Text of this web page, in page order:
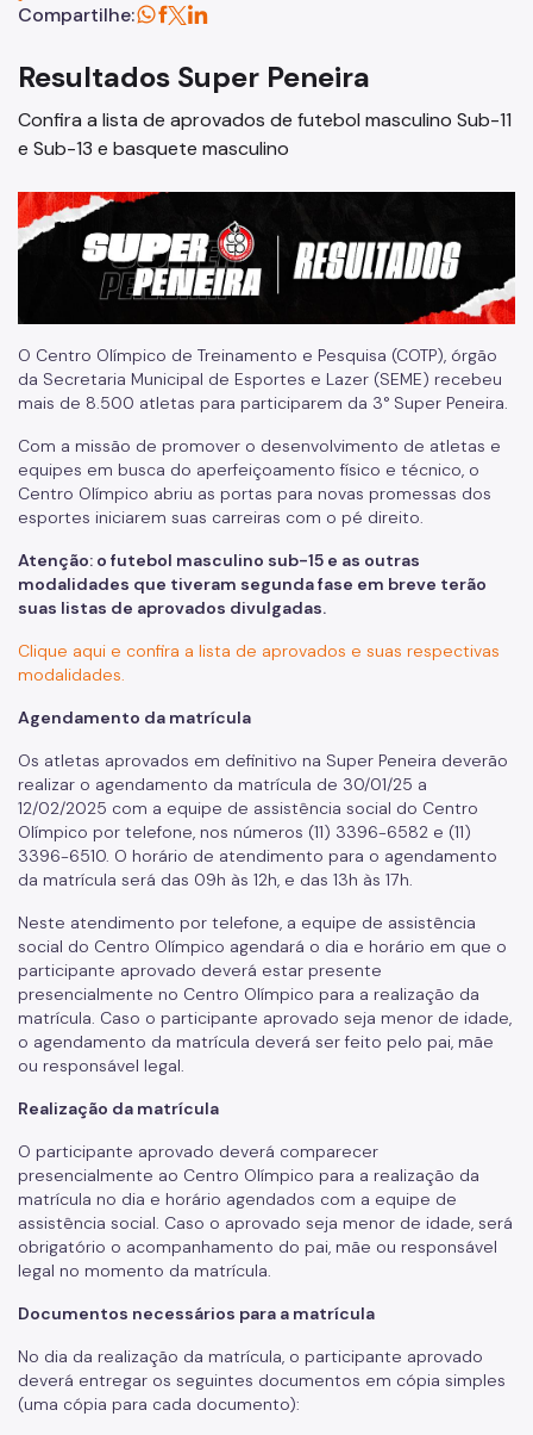
Centros Esportivos
Clubes da Comunidade
Centro de Esportes Radicais
CERET
Concessão do Pacaembu
Estádio Mie Nishi
Pista do Chuvisco
Núcleo de Alto Rendimento
Outros
Programas
Esportes para PCDs
Bolsa Atleta Rei Pelé
Vem Dançar
JOMI
AME
Portal Joga SP
Acervo SEME
Perguntas Frequentes
CIPA
Justiça Desportiva
Compartilhe:
Resultados Super Peneira
Confira a lista de aprovados de futebol masculino Sub-11
e Sub-13 e basquete masculino
O Centro Olímpico de Treinamento e Pesquisa (COTP), órgão
da Secretaria Municipal de Esportes e Lazer (SEME) recebeu
mais de 8.500 atletas para participarem da 3° Super Peneira.
Com a missão de promover o desenvolvimento de atletas e
equipes em busca do aperfeiçoamento físico e técnico, o
Centro Olímpico abriu as portas para novas promessas dos
esportes iniciarem suas carreiras com o pé direito.
Atenção: o futebol masculino sub-15 e as outras
modalidades que tiveram segunda fase em breve terão
suas listas de aprovados divulgadas.
Clique aqui e confira a lista de aprovados e suas respectivas
modalidades.
Agendamento da matrícula
Os atletas aprovados em definitivo na Super Peneira deverão
realizar o agendamento da matrícula de 30/01/25 a
12/02/2025 com a equipe de assistência social do Centro
Olímpico por telefone, nos números (11) 3396-6582 e (11)
3396-6510. O horário de atendimento para o agendamento
da matrícula será das 09h às 12h, e das 13h às 17h.
Neste atendimento por telefone, a equipe de assistência
social do Centro Olímpico agendará o dia e horário em que o
participante aprovado deverá estar presente
presencialmente no Centro Olímpico para a realização da
matrícula. Caso o participante aprovado seja menor de idade,
o agendamento da matrícula deverá ser feito pelo pai, mãe
ou responsável legal.
Realização da matrícula
O participante aprovado deverá comparecer
presencialmente ao Centro Olímpico para a realização da
matrícula no dia e horário agendados com a equipe de
assistência social. Caso o aprovado seja menor de idade, será
obrigatório o acompanhamento do pai, mãe ou responsável
legal no momento da matrícula.
Documentos necessários para a matrícula
No dia da realização da matrícula, o participante aprovado
deverá entregar os seguintes documentos em cópia simples
(uma cópia para cada documento):